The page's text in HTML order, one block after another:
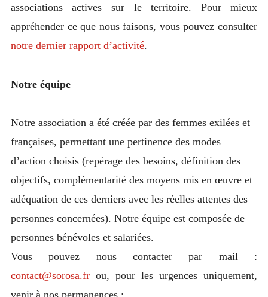
associations actives sur le territoire. Pour mieux
appréhender ce que nous faisons, vous pouvez consulter
notre dernier rapport d’activité.
Notre équipe
Notre association a été créée par des femmes exilées et
françaises, permettant une pertinence des modes
d’action choisis (repérage des besoins, définition des
objectifs, complémentarité des moyens mis en œuvre et
adéquation de ces derniers avec les réelles attentes des
personnes concernées). Notre équipe est composée de
personnes bénévoles et salariées.
Vous pouvez nous contacter par mail :
contact@sorosa.frou, pour les urgences uniquement,